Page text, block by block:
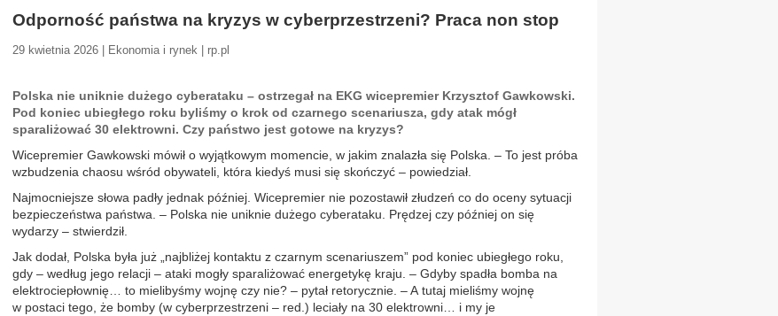
Odporność państwa na kryzys w cyberprzestrzeni? Praca non stop
29 kwietnia 2026 | Ekonomia i rynek | rp.pl
Polska nie uniknie dużego cyberataku – ostrzegał na EKG wicepremier Krzysztof Gawkowski.
Pod koniec ubiegłego roku byliśmy o krok od czarnego scenariusza, gdy atak mógł
sparaliżować 30 elektrowni. Czy państwo jest gotowe na kryzys?
Wicepremier Gawkowski mówił o wyjątkowym momencie, w jakim znalazła się Polska. – To jest próba
wzbudzenia chaosu wśród obywateli, która kiedyś musi się skończyć – powiedział.
Najmocniejsze słowa padły jednak później. Wicepremier nie pozostawił złudzeń co do oceny sytuacji
bezpieczeństwa państwa. – Polska nie uniknie dużego cyberataku. Prędzej czy później on się
wydarzy – stwierdził.
Jak dodał, Polska była już „najbliżej kontaktu z czarnym scenariuszem” pod koniec ubiegłego roku,
gdy – według jego relacji – ataki mogły sparaliżować energetykę kraju. – Gdyby spadła bomba na
elektrociepłownię… to mielibyśmy wojnę czy nie? – pytał retorycznie. – A tutaj mieliśmy wojnę
w postaci tego, że bomby (w cyberprzestrzeni – red.) leciały na 30 elektrowni… i my je